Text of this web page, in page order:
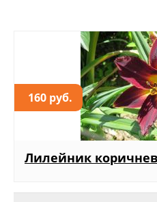
160 руб.
Лилейник